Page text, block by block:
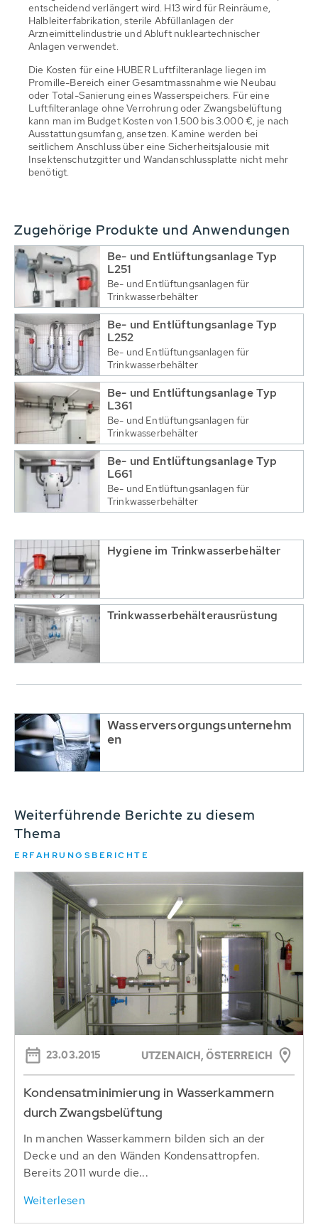
entscheidend verlängert wird. H13 wird für Reinräume,
Halbleiterfabrikation, sterile Abfüllanlagen der
Arzneimittelindustrie und Abluft nukleartechnischer
Anlagen verwendet.
Die Kosten für eine HUBER Luftfilteranlage liegen im
Promille-Bereich einer Gesamtmassnahme wie Neubau
oder Total-Sanierung eines Wasserspeichers. Für eine
Luftfilteranlage ohne Verrohrung oder Zwangsbelüftung
kann man im Budget Kosten von 1.500 bis 3.000 €, je nach
Ausstattungsumfang, ansetzen. Kamine werden bei
seitlichem Anschluss über eine Sicherheitsjalousie mit
Insektenschutzgitter und Wandanschlussplatte nicht mehr
benötigt.
Zugehörige Produkte und Anwendungen
Be- und Entlüftungsanlage Typ
L251
Be- und Entlüftungsanlagen für
Trinkwasserbehälter
Be- und Entlüftungsanlage Typ
L252
Be- und Entlüftungsanlagen für
Trinkwasserbehälter
Be- und Entlüftungsanlage Typ
L361
Be- und Entlüftungsanlagen für
Trinkwasserbehälter
Be- und Entlüftungsanlage Typ
L661
Be- und Entlüftungsanlagen für
Trinkwasserbehälter
Hygiene im Trinkwasserbehälter
Trinkwasserbehälterausrüstung
Wasserversorgungsunternehm
en
Weiterführende Berichte zu diesem
Thema
ERFAHRUNGSBERICHTE
23.03.2015 UTZENAICH, ÖSTERREICH
Kondensatminimierung in Wasserkammern
durch Zwangsbelüftung
In manchen Wasserkammern bilden sich an der
Decke und an den Wänden Kondensattropfen.
Bereits 2011 wurde die...
Weiterlesen